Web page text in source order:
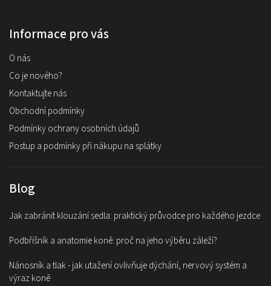
Informace pro vás
O nás
Co je nového?
Kontaktujte nás
Obchodní podmínky
Podmínky ochrany osobních údajů
Postup a podmínky při nákupu na splátky
Blog
Jak zabránit klouzání sedla: praktický průvodce pro každého jezdce
Podbřišník a anatomie koně: proč na jeho výběru záleží?
Nánosník a tlak - jak utažení ovlivňuje dýchání, nervový systém a
výraz koně